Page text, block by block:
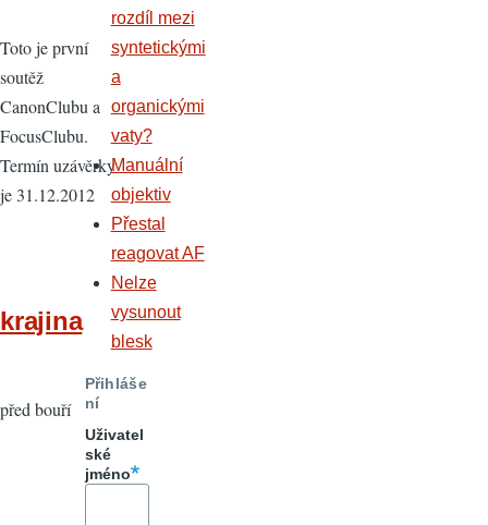
Toto je první
soutěž
CanonClubu a
FocusClubu.
Termín uzávěrky
je 31.12.2012
krajina
před bouří
rozdíl mezi
syntetickými
a
organickými
vaty?
Manuální
objektiv
Přestal
reagovat AF
Nelze
vysunout
blesk
Přihláše
ní
Uživatel
ské
jméno